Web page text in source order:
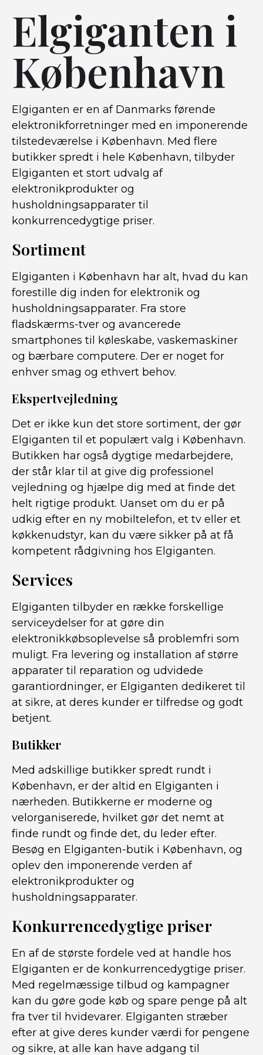
Elgiganten i
København
Elgiganten er en af Danmarks førende
elektronikforretninger med en imponerende
tilstedeværelse i København. Med flere
butikker spredt i hele København, tilbyder
Elgiganten et stort udvalg af
elektronikprodukter og
husholdningsapparater til
konkurrencedygtige priser.
Sortiment
Elgiganten i København har alt, hvad du kan
forestille dig inden for elektronik og
husholdningsapparater. Fra store
fladskærms-tver og avancerede
smartphones til køleskabe, vaskemaskiner
og bærbare computere. Der er noget for
enhver smag og ethvert behov.
Ekspertvejledning
Det er ikke kun det store sortiment, der gør
Elgiganten til et populært valg i København.
Butikken har også dygtige medarbejdere,
der står klar til at give dig professionel
vejledning og hjælpe dig med at finde det
helt rigtige produkt. Uanset om du er på
udkig efter en ny mobiltelefon, et tv eller et
køkkenudstyr, kan du være sikker på at få
kompetent rådgivning hos Elgiganten.
Services
Elgiganten tilbyder en række forskellige
serviceydelser for at gøre din
elektronikkøbsoplevelse så problemfri som
muligt. Fra levering og installation af større
apparater til reparation og udvidede
garantiordninger, er Elgiganten dedikeret til
at sikre, at deres kunder er tilfredse og godt
betjent.
Butikker
Med adskillige butikker spredt rundt i
København, er der altid en Elgiganten i
nærheden. Butikkerne er moderne og
velorganiserede, hvilket gør det nemt at
finde rundt og finde det, du leder efter.
Besøg en Elgiganten-butik i København, og
oplev den imponerende verden af
elektronikprodukter og
husholdningsapparater.
Konkurrencedygtige priser
En af de største fordele ved at handle hos
Elgiganten er de konkurrencedygtige priser.
Med regelmæssige tilbud og kampagner
kan du gøre gode køb og spare penge på alt
fra tver til hvidevarer. Elgiganten stræber
efter at give deres kunder værdi for pengene
og sikre, at alle kan have adgang til